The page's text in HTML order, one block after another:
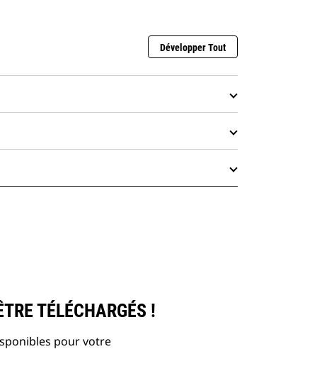
Développer Tout
TÉLÉCHARGÉS !
pour votre